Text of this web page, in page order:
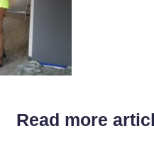
Read more